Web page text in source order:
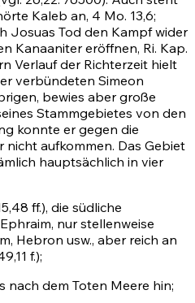
Kaleb an, 4 Mo. 13,6;
Josuas Tod den Kampf wider
Kanaaniter eröffnen, Ri. Kap.
Verlauf der Richterzeit hielt
verbündeten Simeon
bewies aber große
Stammgebietes von den
konnte er gegen die
aufkommen. Das Gebiet
hauptsächlich in vier
ff.), die südliche
nur stellenweise
Hebron usw., aber reich an
f.);
nach dem Toten Meere hin;